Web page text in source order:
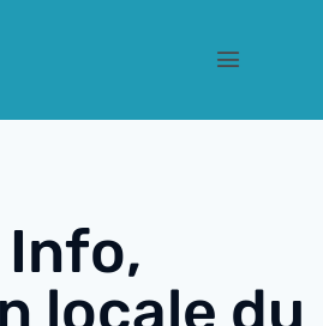
locale du